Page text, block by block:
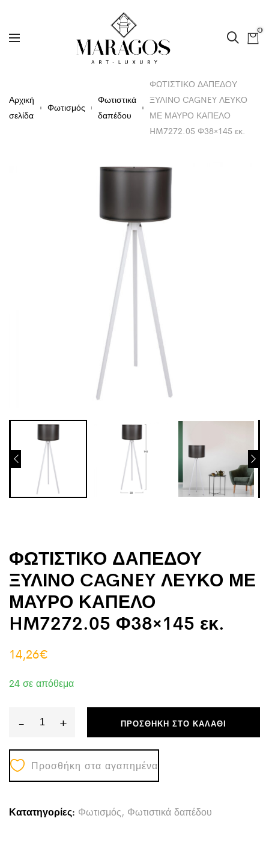
0
Αρχική
σελίδα
Φωτισμός
Φωτιστικά
δαπέδου
ΦΩΤΙΣΤΙΚΟ ΔΑΠΕΔΟΥ
ΞΥΛΙΝΟ CAGNEY ΛΕΥΚΟ
ΜΕ ΜΑΥΡΟ ΚΑΠΕΛΟ
HM7272.05 Φ38×145 εκ.
ΦΩΤΙΣΤΙΚΟ ΔΑΠΕΔΟΥ
ΞΥΛΙΝΟ CAGNEY ΛΕΥΚΟ ΜΕ
ΜΑΥΡΟ ΚΑΠΕΛΟ
HM7272.05 Φ38×145 εκ.
14,26€
24 σε απόθεμα
-
ΦΩΤΙΣΤΙΚΟ
ΔΑΠΕΔΟΥ
ΞΥΛΙΝΟ
CAGNEY
ΜΕ
+ ΠΡΟΣΘΉΚΗ ΣΤΟ ΚΑΛΆΘΙ
Προσθήκη στα αγαπημένα
Κατατηγορίες: Φωτισμός, Φωτιστικά δαπέδου